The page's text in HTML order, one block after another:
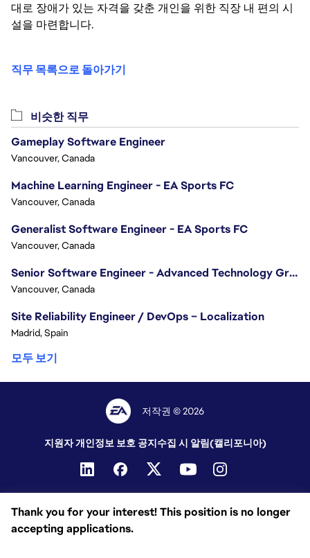
대로 장애가 있는 자격을 갖춘 개인을 위한 직장 내 편의 시
설을 마련합니다.
직무 목록으로 돌아가기
Thank you for your interest! This position is no longer
accepting applications.
비슷한 직무
Gameplay Software Engineer
Vancouver, Canada
Machine Learning Engineer - EA Sports FC
Vancouver, Canada
Generalist Software Engineer - EA Sports FC
Vancouver, Canada
Senior Software Engineer - Advanced Technology Group
Vancouver, Canada
Site Reliability Engineer / DevOps – Localization
Madrid, Spain
모두 보기
저작권 © 2026
지원자 개인정보 보호 공지수집 시 알림(캘리포니아)